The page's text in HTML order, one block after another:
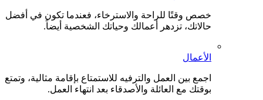
خصص وقتًا للراحة والاسترخاء، فعندما تكون في أفضل
حالاتك، تزدهر أعمالك وحياتك الشخصية أيضاً.
الأعمال
اجمع بين العمل والترفيه للاستمتاع بإقامة مثالية، وتمتع
بوقتك مع العائلة والأصدقاء بعد انتهاء العمل.